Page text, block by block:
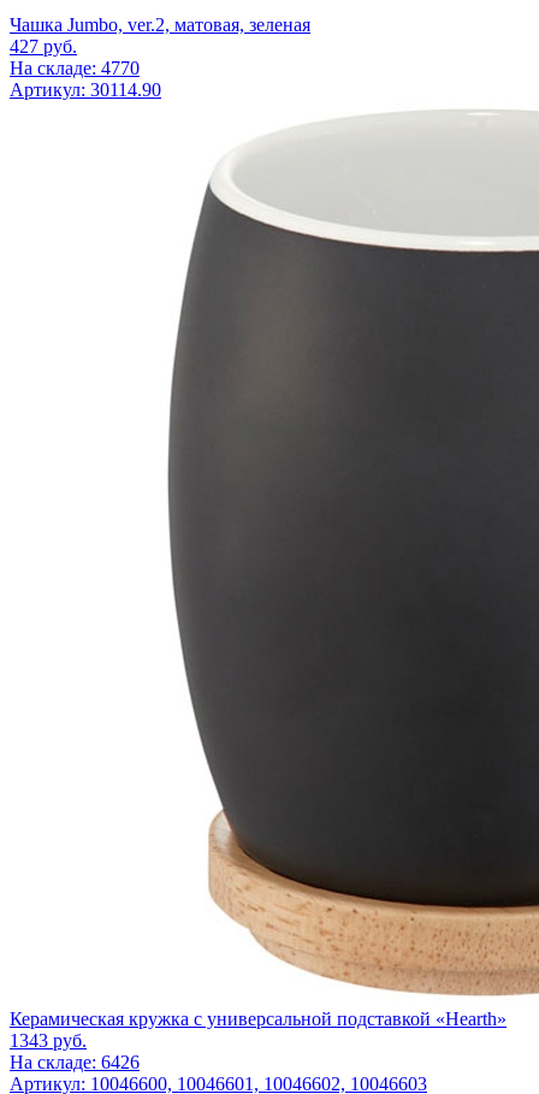
Чашка Jumbo, ver.2, матовая, зеленая
427 руб.
На складе: 4770
Артикул: 30114.90
Керамическая кружка с универсальной подставкой «Hearth»
1343 руб.
На складе: 6426
Артикул: 10046600, 10046601, 10046602, 10046603